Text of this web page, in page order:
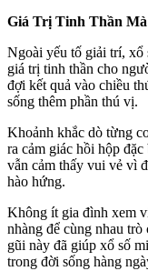
Giá Trị Tinh Thần
Ngoài yếu tố giải trí, xổ
giá trị tinh thần cho
đợi kết quả vào chiều
sống thêm phần thú vị.
Khoảnh khắc dò từng
ra cảm giác hồi hộp
vẫn cảm thấy vui vẻ vì
hào hứng.
Không ít gia đình xem
nhàng để cùng nhau
gũi này đã giúp xổ số
trong đời sống hàng